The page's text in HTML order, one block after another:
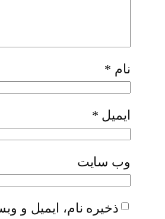
نام *
ایمیل *
وب‌ سایت
ذخیره نام، ایمیل و